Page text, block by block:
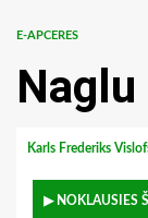
E-APCERES
Karls Frederiks
▶ NOKLAUSIES